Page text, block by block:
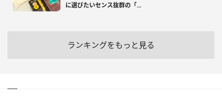
に選びたいセンス抜群の「...
ランキングをもっと見る